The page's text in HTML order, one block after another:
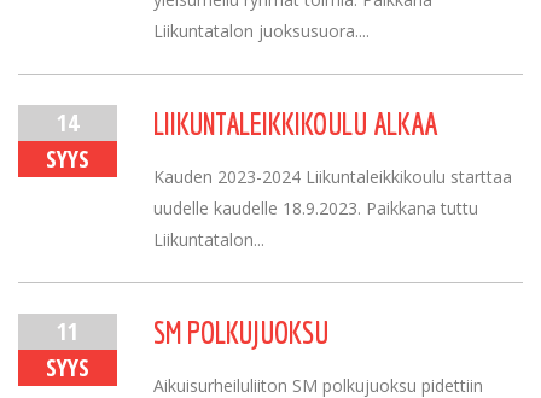
Liikuntatalon juoksusuora....
14
SYYS
LIIKUNTALEIKKIKOULU ALKAA
Kauden 2023-2024 Liikuntaleikkikoulu starttaa
uudelle kaudelle 18.9.2023. Paikkana tuttu
Liikuntatalon...
11
SYYS
SM POLKUJUOKSU
Aikuisurheiluliiton SM polkujuoksu pidettiin